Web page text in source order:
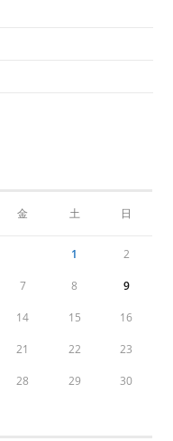
金 土 日
1 2
7 8 9
14 15 16
21 22 23
28 29 30